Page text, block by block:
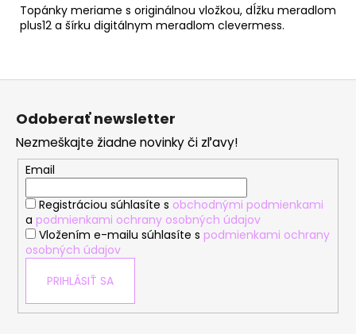
Topánky meriame s originálnou vložkou, dĺžku meradlom
plus12 a šírku digitálnym meradlom clevermess.
Z
Odoberať newsletter
Nezmeškajte žiadne novinky či zľavy!
Email
Registráciou súhlasíte s obchodnými podmienkami
a podmienkami ochrany osobných údajov
Vložením e-mailu súhlasíte s podmienkami ochrany
osobných údajov
PRIHLÁSIŤ SA